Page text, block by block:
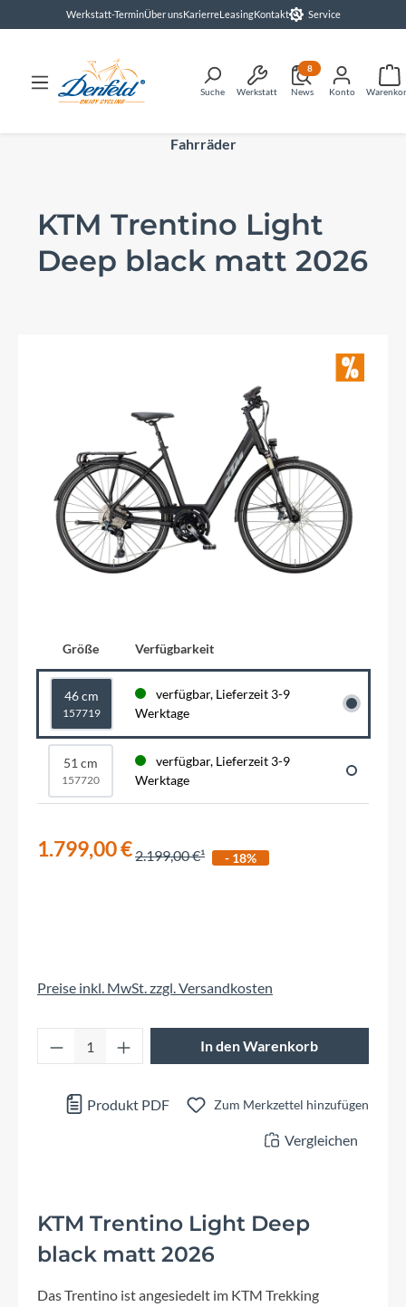
springenWerkstatt-TerminÜber unsKarierreLeasingKontakt Service
Suche Werkstatt News
8
Konto
Fahrräder
KTM Trentino Light
Deep black matt 2026
Größe Verfügbarkeit
46 cm
157719
verfügbar, Lieferzeit 3-9
Werktage
51 cm
157720
verfügbar, Lieferzeit 3-9
Werktage
1.799,00 €2.199,00 € - 18%
Preise inkl. MwSt. zzgl. Versandkosten
Produkt Anzahl: Gib den gewünschten
In den Warenkorb
Produkt PDF Zum Merkzettel hinzufügen
Vergleichen
KTM Trentino Light Deep
black matt 2026
Das Trentino ist angesiedelt im KTM Trekking